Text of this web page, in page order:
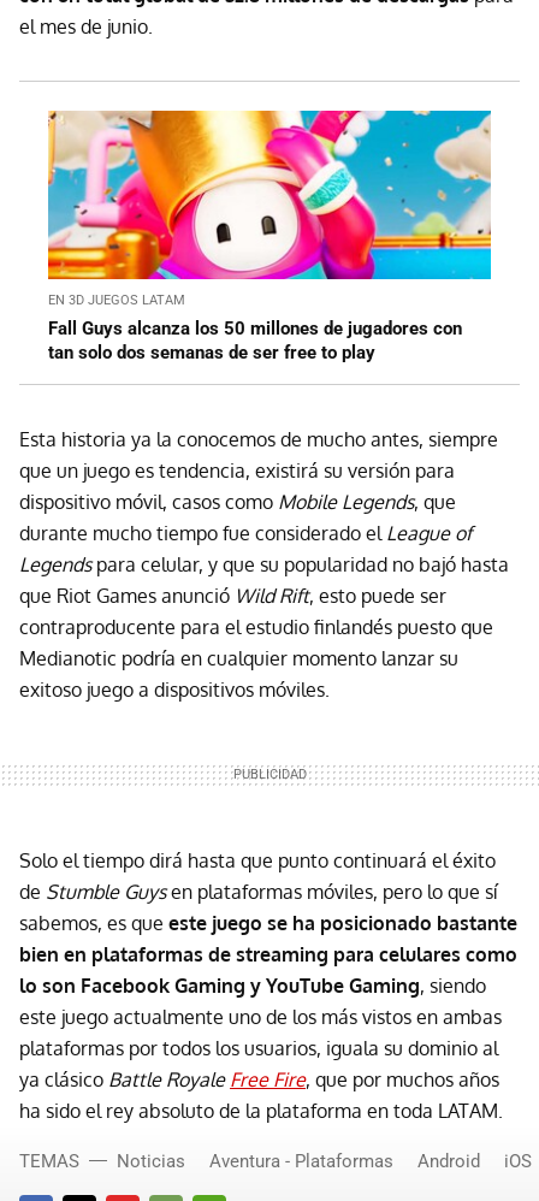
el mes de junio.
EN 3D JUEGOS LATAM
Fall Guys alcanza los 50 millones de jugadores con
tan solo dos semanas de ser free to play
Esta historia ya la conocemos de mucho antes, siempre
que un juego es tendencia, existirá su versión para
dispositivo móvil, casos como Mobile Legends, que
durante mucho tiempo fue considerado el League of
Legendspara celular, y que su popularidad no bajó hasta
que Riot Games anunció Wild Rift, esto puede ser
contraproducente para el estudio finlandés puesto que
Medianotic podría en cualquier momento lanzar su
exitoso juego a dispositivos móviles.
Solo el tiempo dirá hasta que punto continuará el éxito
de Stumble Guysen plataformas móviles, pero lo que sí
sabemos, es que este juego se ha posicionado bastante
bien en plataformas de streaming para celulares como
lo son Facebook Gaming y YouTube Gaming, siendo
este juego actualmente uno de los más vistos en ambas
plataformas por todos los usuarios, iguala su dominio al
ya clásico Battle Royale Free Fire, que por muchos años
ha sido el rey absoluto de la plataforma en toda LATAM.
TEMAS Noticias Aventura - Plataformas Android iOS